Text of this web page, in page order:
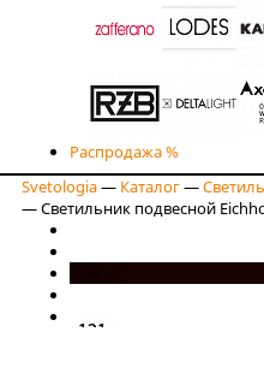
Распродажа %
Svetologia— Каталог—
—Светильник подвесной